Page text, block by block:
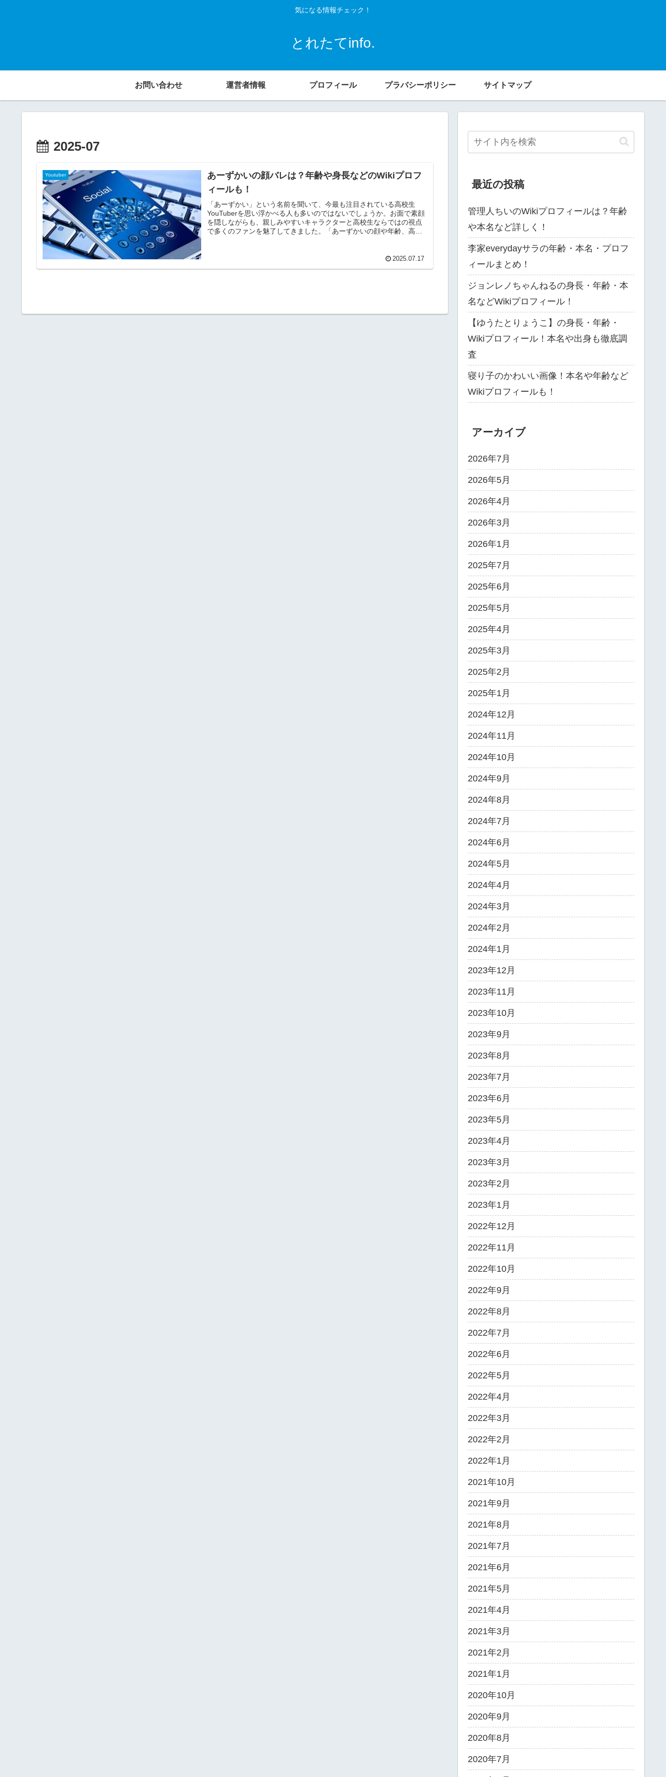
気になる情報チェック！
とれたてinfo.
お問い合わせ 運営者情報 プロフィール プラバシーポリシー サイトマップ
2025-07
Youtuber
あーずかいの顔バレは？年齢や身長などのWikiプロフ
ィールも！
「あーずかい」という名前を聞いて、今最も注目されている高校生
YouTuberを思い浮かべる人も多いのではないでしょうか。お面で素顔
を隠しながらも、親しみやすいキャラクターと高校生ならではの視点
で多くのファンを魅了してきました。「あーずかいの顔や年齢、高校
2025.07.17
最近の投稿
管理人ちいのWikiプロフィールは？年齢
や本名など詳しく！
李家everydayサラの年齢・本名・プロフ
ィールまとめ！
ジョンレノちゃんねるの身長・年齢・本
名などWikiプロフィール！
【ゆうたとりょうこ】の身長・年齢・
Wikiプロフィール！本名や出身も徹底調
査
寝り子のかわいい画像！本名や年齢など
Wikiプロフィールも！
アーカイブ
2026年7月
2026年5月
2026年4月
2026年3月
2026年1月
2025年7月
2025年6月
2025年5月
2025年4月
2025年3月
2025年2月
2025年1月
2024年12月
2024年11月
2024年10月
2024年9月
2024年8月
2024年7月
2024年6月
2024年5月
2024年4月
2024年3月
2024年2月
2024年1月
2023年12月
2023年11月
2023年10月
2023年9月
2023年8月
2023年7月
2023年6月
2023年5月
2023年4月
2023年3月
2023年2月
2023年1月
2022年12月
2022年11月
2022年10月
2022年9月
2022年8月
2022年7月
2022年6月
2022年5月
2022年4月
2022年3月
2022年2月
2022年1月
2021年10月
2021年9月
2021年8月
2021年7月
2021年6月
2021年5月
2021年4月
2021年3月
2021年2月
2021年1月
2020年10月
2020年9月
2020年8月
2020年7月